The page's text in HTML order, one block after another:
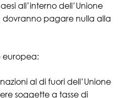
all’interno dell’Unione
dovranno pagare nulla alla
europea:
al di fuori dell’Unione
soggette a tasse di